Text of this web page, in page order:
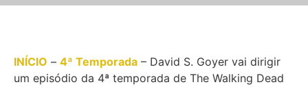
INÍCIO – 4ª Temporada – David S. Goyer vai dirigir
um episódio da 4ª temporada de The Walking Dead